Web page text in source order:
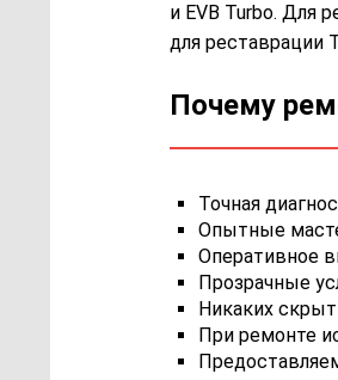
и EVB Turbo. Для
для реставрации
Почему
Точная
Опытные
Оперативное
Прозрачные
Никаких
При ремонте